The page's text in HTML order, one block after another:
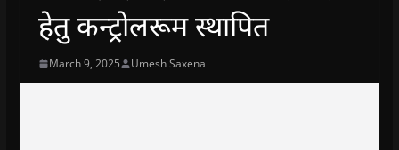
हेतु कन्ट्रोलरूम स्थापित
March 9, 2025 Umesh Saxena